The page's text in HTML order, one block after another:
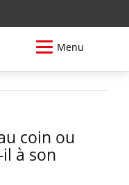
Menu
coin ou
à son